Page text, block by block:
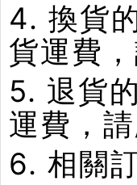
4. 換貨
貨運費
5. 退貨
運費，
6. 相關